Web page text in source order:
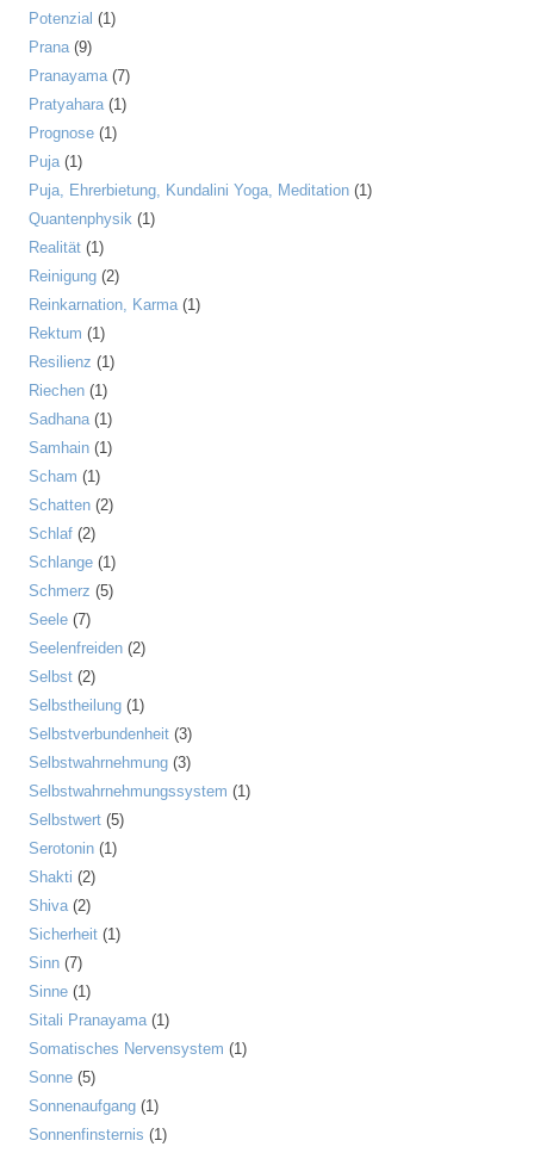
Potenzial (1)
Prana(9)
Pranayama(7)
Pratyahara(1)
Prognose (1)
Puja(1)
Puja, Ehrerbietung, Kundalini Yoga, Meditation (1)
Quantenphysik (1)
Realität (1)
Reinigung (2)
Reinkarnation, Karma(1)
Rektum (1)
Resilienz (1)
Riechen (1)
Sadhana(1)
Samhain (1)
Scham (1)
Schatten (2)
Schlaf (2)
Schlange (1)
Schmerz (5)
Seele (7)
Seelenfreiden (2)
Selbst (2)
Selbstheilung (1)
Selbstverbundenheit (3)
Selbstwahrnehmung (3)
Selbstwahrnehmungssystem (1)
Selbstwert (5)
Serotonin (1)
Shakti (2)
Shiva(2)
Sicherheit (1)
Sinn (7)
Sinne (1)
Sitali Pranayama(1)
Somatisches Nervensystem (1)
Sonne (5)
Sonnenaufgang (1)
Sonnenfinsternis (1)